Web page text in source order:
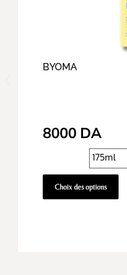
BYOMA
8000 DA
Choix des options